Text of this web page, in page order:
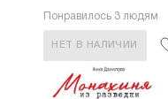
Понравилось 3 людям
НЕТ В НАЛИЧИИ